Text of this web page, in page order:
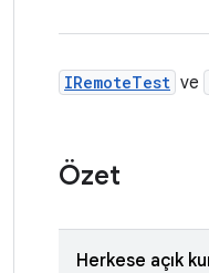
IRemoteTest ve
Özet
Herkese açık